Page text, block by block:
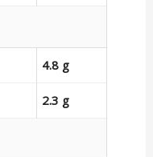
4.8 g
2.3 g